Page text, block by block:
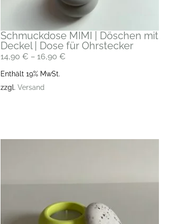
Schmuckdose MIMI | Döschen mit
Deckel | Dose für Ohrstecker
14,90 € – 16,90 €
Enthält 19% MwSt.
zzgl. Versand